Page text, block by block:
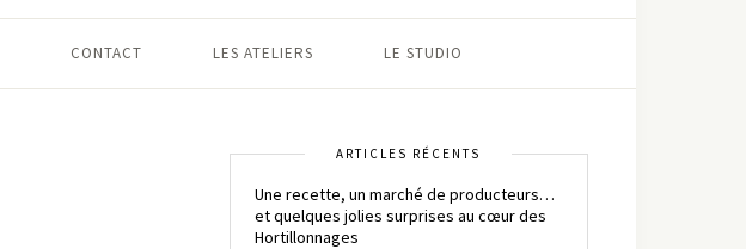
CONTACT LES ATELIERS LE STUDIO
ARTICLES RÉCENTS
Une recette, un marché de producteurs…
et quelques jolies surprises au cœur des
Hortillonnages